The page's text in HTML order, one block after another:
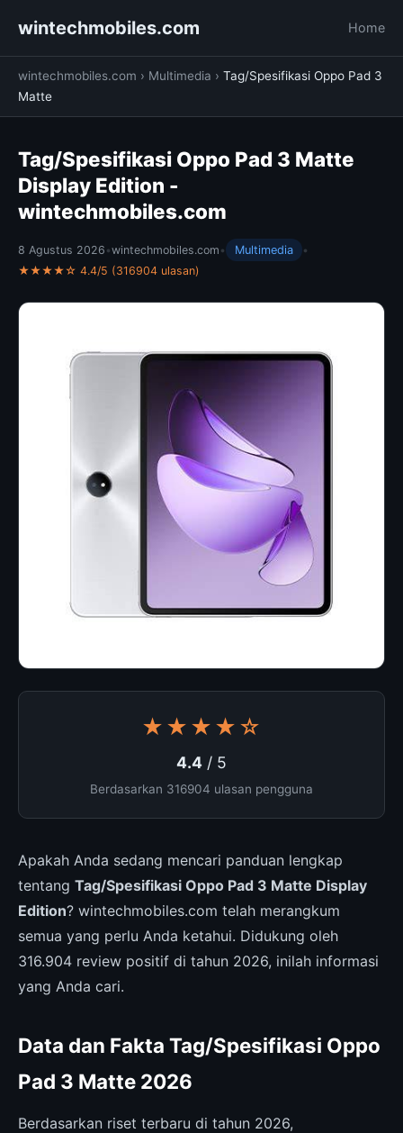
wintechmobiles.com Home
wintechmobiles.com › Multimedia › Tag/Spesifikasi Oppo Pad 3
Matte
Tag/Spesifikasi Oppo Pad 3 Matte
Display Edition -
wintechmobiles.com
8 Agustus 2026 •wintechmobiles.com • Multimedia
•
★★★★☆ 4.4/5 (316904 ulasan)
★★★★☆
4.4 / 5
Berdasarkan 316904 ulasan pengguna
Apakah Anda sedang mencari panduan lengkap
tentang Tag/Spesifikasi Oppo Pad 3 Matte Display
Edition? wintechmobiles.com telah merangkum
semua yang perlu Anda ketahui. Didukung oleh
316.904 review positif di tahun 2026, inilah informasi
yang Anda cari.
Data dan Fakta Tag/Spesifikasi Oppo
Pad 3 Matte 2026
Berdasarkan riset terbaru di tahun 2026,